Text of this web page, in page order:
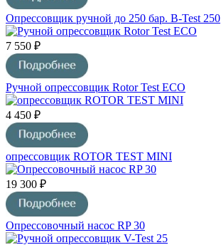
Опрессовщик ручной до 250 бар. B-Test 250
7 550 ₽
Ручной опрессовщик Rotor Test ECO
4 450 ₽
опрессовщик ROTOR TEST MINI
19 300 ₽
Опрессовочный насос RP 30